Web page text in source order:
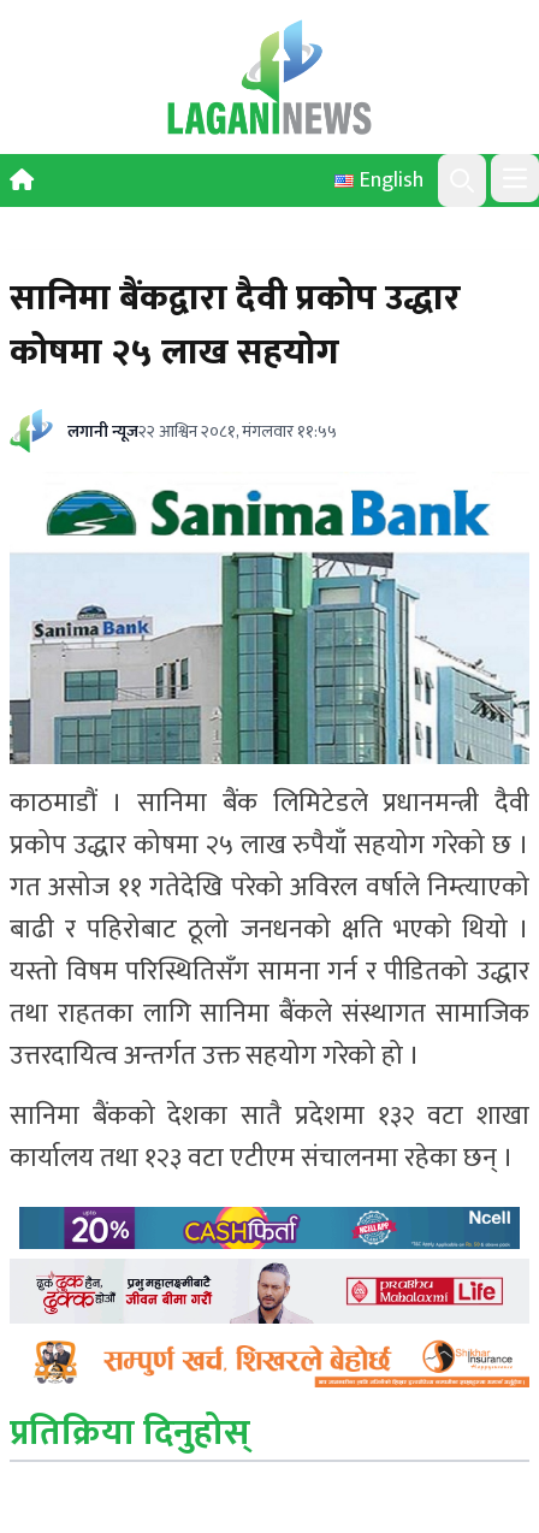
English
Search
सानिमा बैंकद्वारा दैवी प्रकोप उद्धार
कोषमा २५ लाख सहयोग
लगानी न्यूज२२ आश्विन २०८१, मंगलवार ११:५५
काठमाडौं । सानिमा बैंक लिमिटेडले प्रधानमन्त्री दैवी
प्रकोप उद्धार कोषमा २५ लाख रुपैयाँ सहयोग गरेको छ ।
गत असोज ११ गतेदेखि परेको अविरल वर्षाले निम्त्याएको
बाढी र पहिरोबाट ठूलो जनधनको क्षति भएको थियो ।
यस्तो विषम परिस्थितिसँग सामना गर्न र पीडितको उद्धार
तथा राहतका लागि सानिमा बैंकले संस्थागत सामाजिक
उत्तरदायित्व अन्तर्गत उक्त सहयोग गरेको हो ।
सानिमा बैंकको देशका सातै प्रदेशमा १३२ वटा शाखा
कार्यालय तथा १२३ वटा एटीएम संचालनमा रहेका छन् ।
प्रतिक्रिया दिनुहोस्